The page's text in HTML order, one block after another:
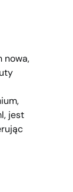
nowa,
jest